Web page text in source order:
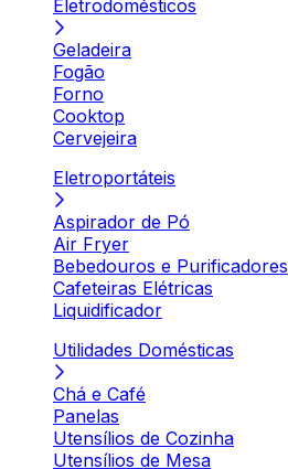
Eletrodomésticos
Geladeira
Fogão
Forno
Cooktop
Cervejeira
Eletroportáteis
Aspirador de Pó
Air Fryer
Bebedouros e Purificadores
Cafeteiras Elétricas
Liquidificador
Utilidades Domésticas
Chá e Café
Panelas
Utensílios de Cozinha
Utensílios de Mesa